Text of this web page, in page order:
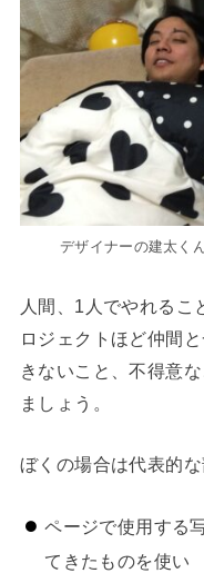
デザイナーの建太く
人間、1人でやれるこ
ロジェクトほど仲間
きないこと、不得意
ましょう。
ぼくの場合は代表的
ページで使用する
てきたものを使い